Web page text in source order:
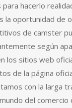
hacerlo
la oportunidad de
de camster
según
los sitios web
de la página
con la larga
del comercio